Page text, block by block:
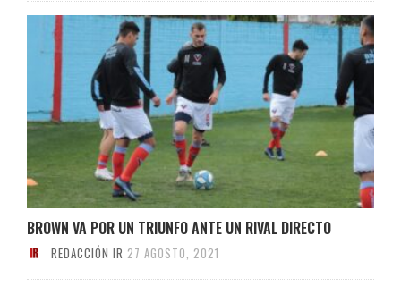
BROWN VA POR UN TRIUNFO ANTE UN RIVAL DIRECTO
REDACCIÓN IR 27 AGOSTO, 2021